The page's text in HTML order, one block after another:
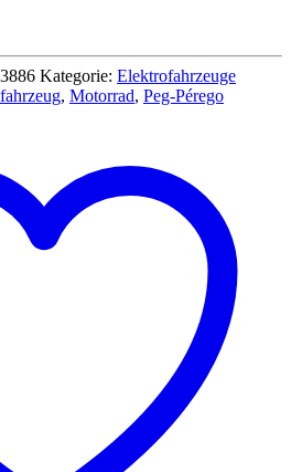
Kategorie: Elektrofahrzeuge
, Motorrad, Peg-Pérego